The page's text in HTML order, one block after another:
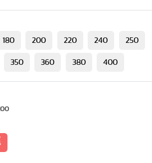
180 200 220 240 250
350 360 380 400